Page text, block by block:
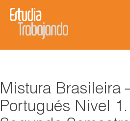
Mistura Brasileira
Portugués Nivel